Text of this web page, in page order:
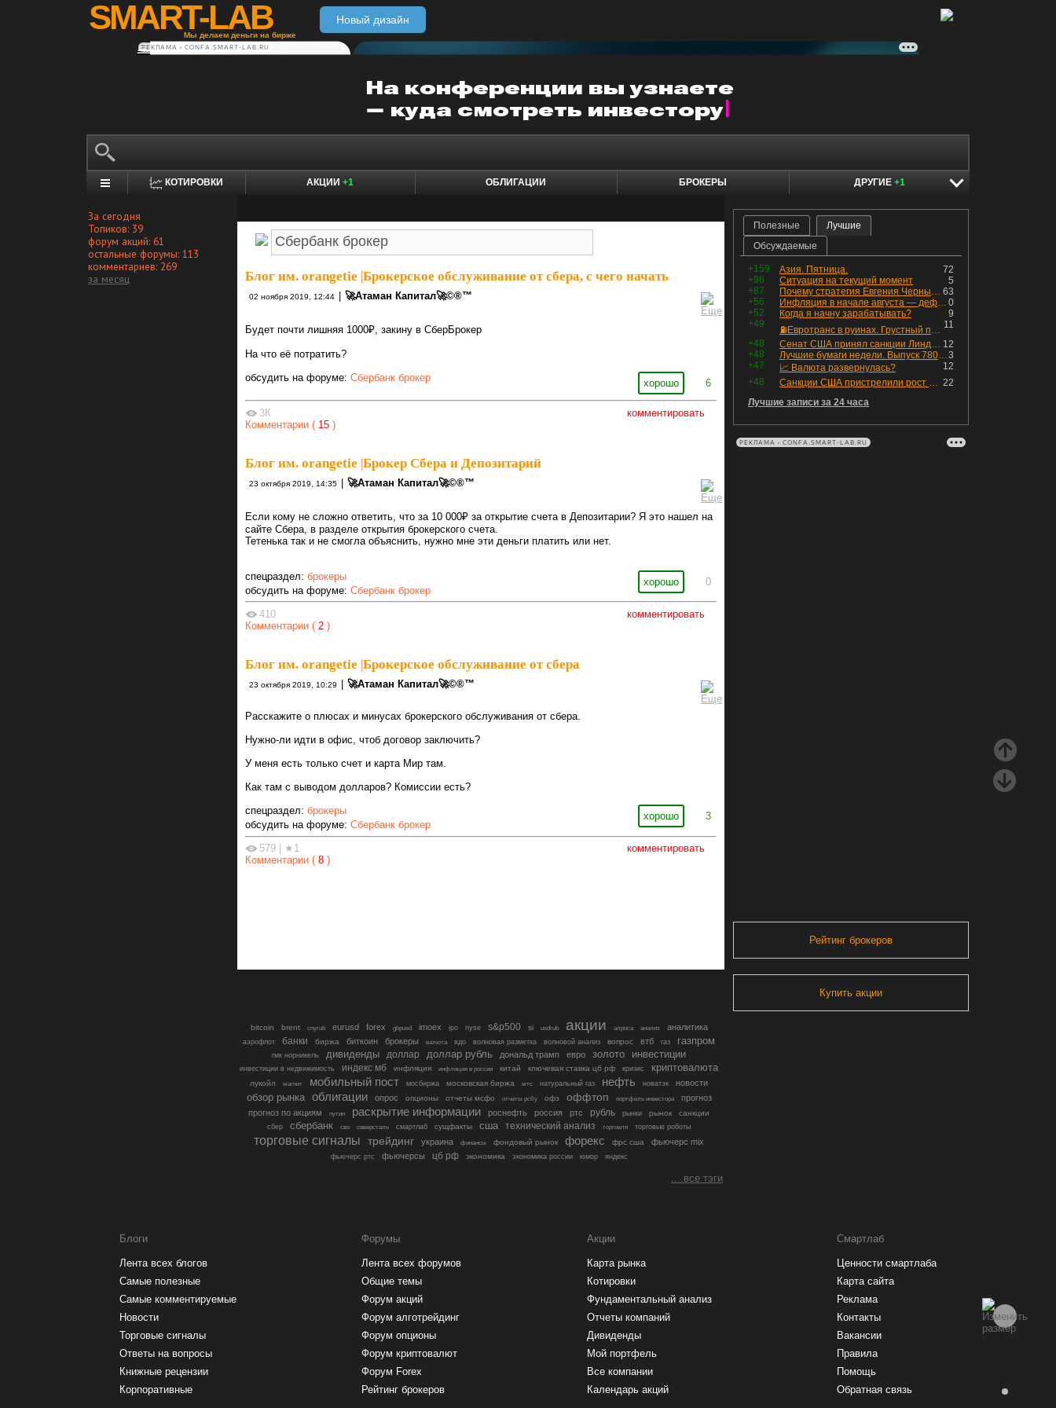
SMART-LAB
Мы делаем деньги на бирже
Новый дизайн
РЕКЛАМА • CONFA.SMART-LAB.RU
КОТИРОВКИ АКЦИИ +1 ОБЛИГАЦИИ БРОКЕРЫ ДРУГИЕ +1
За сегодня
Топиков: 39
форум акций: 61
остальные форумы: 113
комментариев: 269
за месяц
Блог им. orangetie Брокерское обслуживание от сбера, с чего начать
02 ноября 2019, 12:44 🚀Атаман Капитал🚀©®™
Будет почти лишняя 1000₽, закину в СберБрокер
На что её потратить?
хорошо 6
обсудить на форуме: Сбербанк брокер
комментировать
3К
Комментарии ( 15 )
Блог им. orangetie |Брокер Сбера и Депозитарий
23 октября 2019, 14:35 | 🚀Атаман Капитал🚀©®™
Если кому не сложно ответить, что за 10 000₽ за открытие счета в Депозитарии? Я это нашел на
сайте Сбера, в разделе открытия брокерского счета.
Тетенька так и не смогла объяснить, нужно мне эти деньги платить или нет.
хорошо 0
спецраздел: брокеры
обсудить на форуме: Сбербанк брокер
комментировать
410
Комментарии ( 2 )
Блог им. orangetie |Брокерское обслуживание от сбера
23 октября 2019, 10:29 🚀Атаман Капитал🚀©®™
Расскажите о плюсах и минусах брокерского обслуживания от сбера.
Нужно-ли идти в офис, чтоб договор заключить?
У меня есть только счет и карта Мир там.
Как там с выводом долларов? Комиссии есть?
хорошо 3
спецраздел: брокеры
обсудить на форуме: Сбербанк брокер
комментировать
579
★1
Комментарии ( 8 )
Полезные
Лучшие
Обсуждаемые
+159 72
Азия. Пятница.
+96
5
Ситуация на текущий момент
+87
63
Почему стратегия Евгения Черных приведет вас к убыткам в 2026 году
+56
0
Инфляция в начале августа — дефляция из-за топлива и плодоовощной корзины, но услуги продолжают дорожать, а рубль начал ослабевать.
+52
9
Когда я начну зарабатывать?
+49
11
⛽️Евротранс в руинах. Грустный пост😶😞 Что изменилось в облигациях?
+48
12
Сенат США принял санкции Линдси Грэма против России
+48
3
Лучшие бумаги недели. Выпуск 780 – обновления для пятницы
+47
12
📈 Валюта развернулась?
+48
22
Санкции США пристрелили рост акций в России
Лучшие записи за 24 часа
РЕКЛАМА • CONFA.SMART-LAB.RU
Рейтинг брокеров
Купить акции
bitcoin brent cnyrub eurusd forex gbpusd imoex ipo nyse s&p500 si usdrub акции алроса анализ аналитика
аэрофлот банки биржа биткоин брокеры валюта вдо волновая разметка волновой анализ вопрос втб газ газпром
гмк норникель дивиденды доллар доллар рубль дональд трамп евро золото инвестиции
инвестиции в недвижимость индекс мб инфляция инфляция в россии китай ключевая ставка цб рф кризис криптовалюта
лукойл магнит мобильный пост мосбиржа московская биржа мтс натуральный газ нефть новатэк новости
обзор рынка облигации опрос опционы отчеты мсфо отчеты рсбу офз оффтоп портфель инвестора
прогноз
прогноз по акциям
путин раскрытие информации роснефть россия ртс рубль рынки рынок санкции
сбер сбербанк сво северсталь смартлаб сущфакты сша технический анализ торговля торговые роботы
торговые сигналы трейдинг украина финансы фондовый рынок форекс фрс сша фьючерс mix
фьючерс ртс фьючерсы цб рф экономика экономика россии юмор яндекс
....все тэги
Блоги
Лента всех блогов
Самые полезные
Самые комментируемые
Новости
Торговые сигналы
Ответы на вопросы
Книжные рецензии
Корпоративные
Форумы
Лента всех форумов
Общие темы
Форум акций
Форум алготрейдинг
Форум опционы
Форум криптовалют
Форум Forex
Рейтинг брокеров
Акции
Карта рынка
Котировки
Фундаментальный анализ
Отчеты компаний
Дивиденды
Мой портфель
Все компании
Календарь акций
Смартлаб
Ценности смартлаба
Карта сайта
Реклама
Контакты
Вакансии
Правила
Помощь
Обратная связь